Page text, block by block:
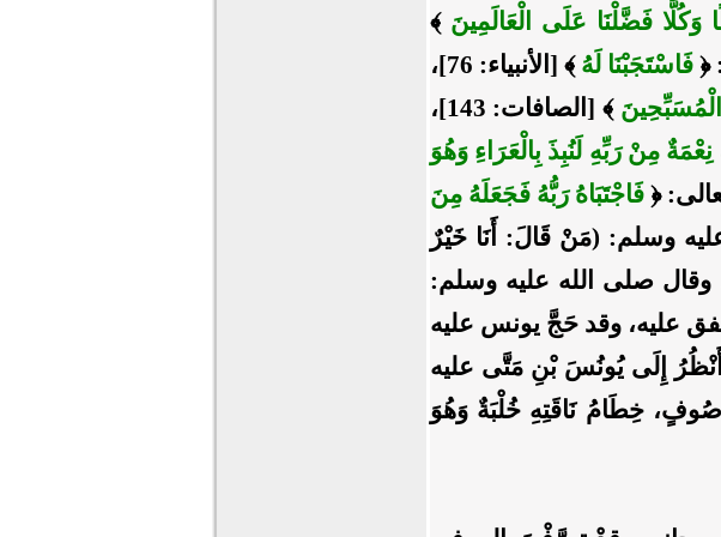
فَضَّلْنَا عَلَى الْعَالَمِينَ﴾
﴿فَاسْتَجَبْنَا لَهُ﴾ [الأنبياء: 76]
،
الْمُسَبِّحِينَ﴾[الصافات: 143]
،
نِعْمَةٌ مِنْ رَبِّهِ لَنُبِذَ بِالْعَرَاءِ وَهُوَ
﴿فَاجْتَبَاهُ رَبُّهُ فَجَعَلَهُ مِنَ
وسلم: (مَنْ قَالَ: أَنَا ‌خَيْرٌ
صلى الله عليه وسلم:
عليه، وقد حَجَّ يونس عليه
‌أَنْظُرُ ‌إِلَى ‌يُونُسَ بْنِ مَتَّى عليه
خِطَامُ نَاقَتِهِ خُلْبَةٌ وَهُوَ